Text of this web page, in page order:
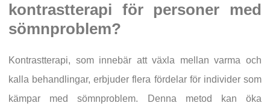
kontrastterapi för personer med
sömnproblem?
Kontrastterapi, som innebär att växla mellan varma och
kalla behandlingar, erbjuder flera fördelar för individer som
kämpar med sömnproblem. Denna metod kan öka